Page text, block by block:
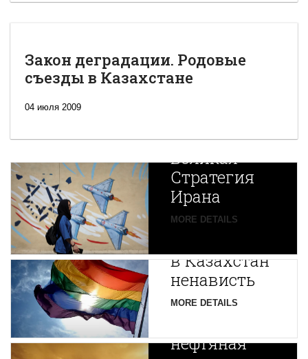
Закон деградации. Родовые
съезды в Казахстане
04 июля 2009
Новая
Великая
Стратегия
Ирана
MORE DETAILS
Путин
в Казахстан
ненависть
MORE DETAILS
Центральной
Азии
зарождается
нефтяная